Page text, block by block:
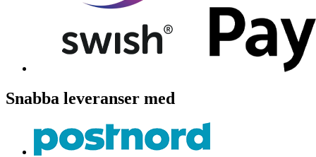
Snabba leveranser med